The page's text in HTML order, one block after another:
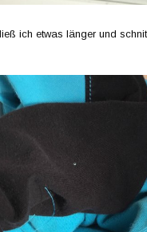
ich etwas länger und